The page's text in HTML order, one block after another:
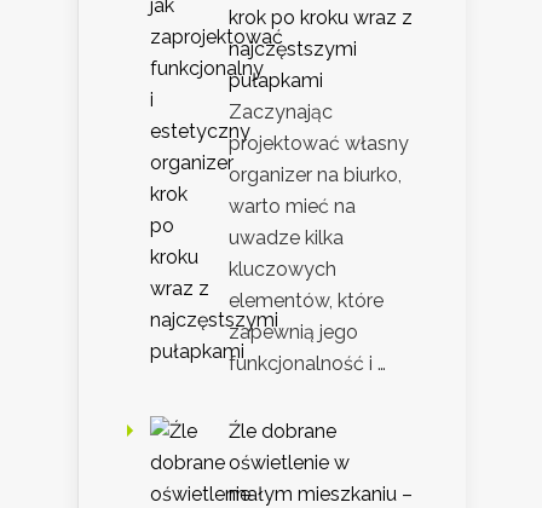
krok po kroku wraz z
najczęstszymi
pułapkami
Zaczynając
projektować własny
organizer na biurko,
warto mieć na
uwadze kilka
kluczowych
elementów, które
zapewnią jego
funkcjonalność i …
Źle dobrane
oświetlenie w
małym mieszkaniu –